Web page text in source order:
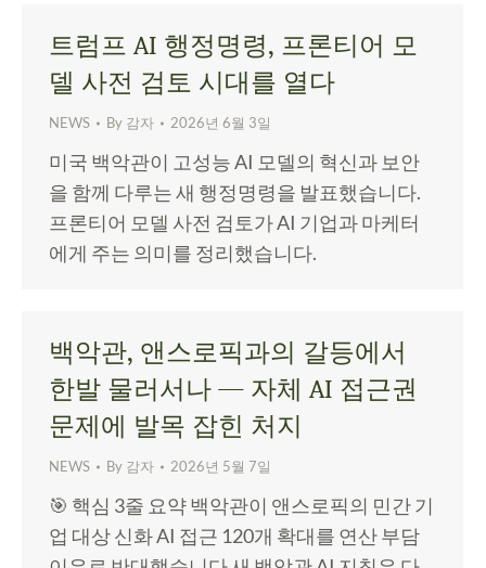
트럼프 AI 행정명령, 프론티어 모
델 사전 검토 시대를 열다
NEWS By 감자 2026년 6월 3일
미국 백악관이 고성능 AI 모델의 혁신과 보안
을 함께 다루는 새 행정명령을 발표했습니다.
프론티어 모델 사전 검토가 AI 기업과 마케터
에게 주는 의미를 정리했습니다.
백악관, 앤스로픽과의 갈등에서
한발 물러서나 — 자체 AI 접근권
문제에 발목 잡힌 처지
NEWS By 감자 2026년 5월 7일
🎯 핵심 3줄 요약 백악관이 앤스로픽의 민간 기
업 대상 신화 AI 접근 120개 확대를 연산 부담